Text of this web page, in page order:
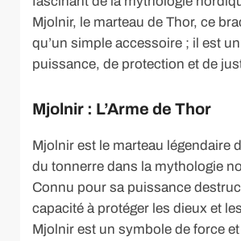
Mjolnir, le marteau de Thor, ce
qu’un simple accessoire ; il est
puissance, de protection et de
Mjolnir : L’Arme de Thor
Mjolnir est le marteau légendaire
du tonnerre dans la mythologie
Connu pour sa puissance
capacité à protéger les dieux et
Mjolnir est un symbole de force